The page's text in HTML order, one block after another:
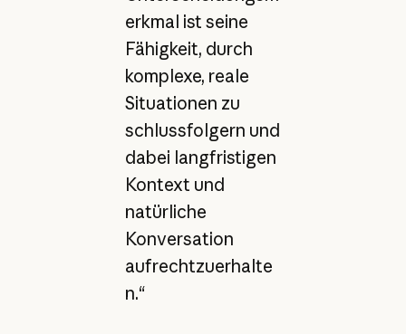
erkmal ist seine
Fähigkeit, durch
komplexe, reale
Situationen zu
schlussfolgern und
dabei langfristigen
Kontext und
natürliche
Konversation
aufrechtzuerhalte
n.“